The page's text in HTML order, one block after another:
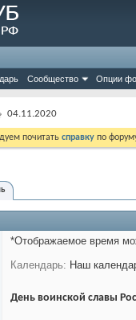
Сообщество Опции
04.11.2020
почитать справку по
*Отображаемое время
Календарь
Наш
День воинской славы